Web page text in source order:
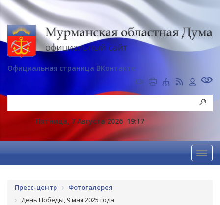
Официальная страница ВКонтакте
Пятница, 7 Августа 2026 19:17
Пресс-центр
Фотогалерея
День Победы, 9 мая 2025 года